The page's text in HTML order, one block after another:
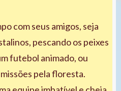
com seus amigos, seja
pescando os peixes
futebol animado, ou
pela floresta.